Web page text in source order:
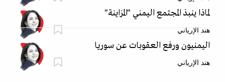
لماذا ينبذ المجتمع اليمني "المزاينة"
هند الإرياني
اليمنيون ورفع العقوبات عن سوريا
هند الإرياني